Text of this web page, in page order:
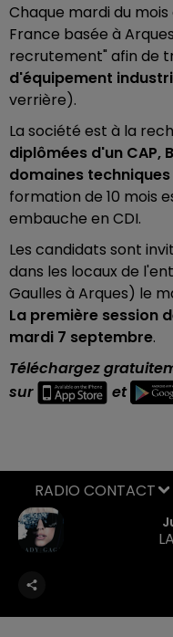
Chaque mardi du
France basée à
recrutement" afin de
d'équipement
verrière).
La société est à la
diplômées d'un CAP,
domaines
formation de 10 mois
embauche en CDI.
Les candidats sont
dans les locaux de
Gaulles à Arques) le
La première session
mardi 7 septembre.
Téléchargez
sur
et